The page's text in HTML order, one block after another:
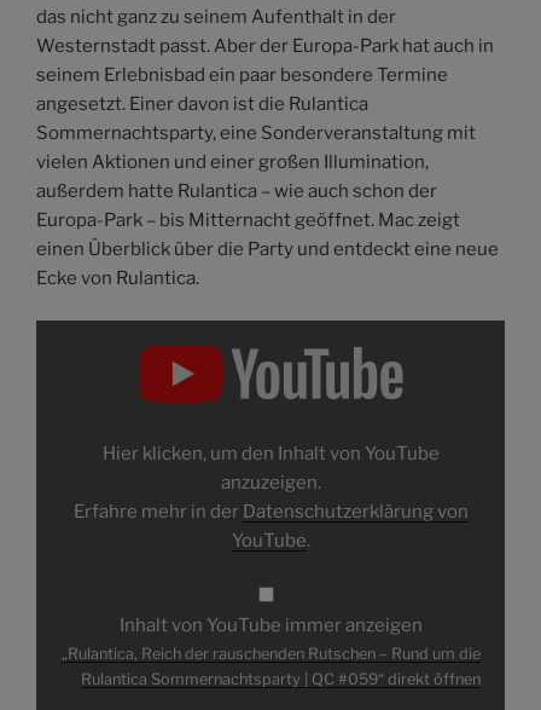
das nicht ganz zu seinem Aufenthalt in der
Westernstadt passt. Aber der Europa-Park hat auch in
seinem Erlebnisbad ein paar besondere Termine
angesetzt. Einer davon ist die Rulantica
Sommernachtsparty, eine Sonderveranstaltung mit
vielen Aktionen und einer großen Illumination,
außerdem hatte Rulantica – wie auch schon der
Europa-Park – bis Mitternacht geöffnet. Mac zeigt
einen Überblick über die Party und entdeckt eine neue
Ecke von Rulantica.
„Rulantica,
Hier klicken, um den Inhalt von YouTube
anzuzeigen.
Erfahre mehr in der Datenschutzerklärung von
YouTube.
Inhalt von YouTube immer anzeigen
„Rulantica, Reich der rauschenden Rutschen – Rund um die
Rulantica Sommernachtsparty | QC #059“ direkt öffnen